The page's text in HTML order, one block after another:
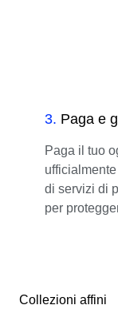
3. Paga e
Paga il tuo
di servizi di
per
Collezioni affini